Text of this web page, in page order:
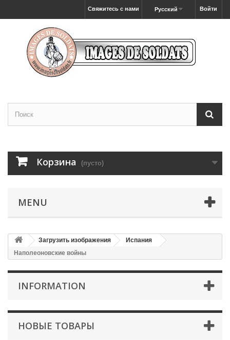
Войти
Русский
Свяжитесь с нами
Корзина (пусто)
MENU
Загрузить изображения
Испания
Наполеоновские войны
INFORMATION
НОВЫЕ ТОВАРЫ